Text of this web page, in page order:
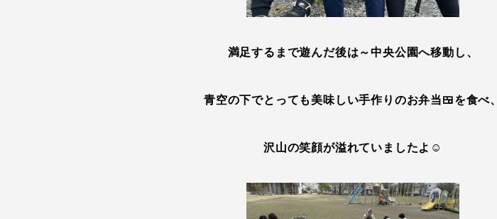
満足するまで遊んだ後は～中央公園へ移動し、
青空の下でとっても美味しい手作りのお弁当🍱を食べ、
沢山の笑顔が溢れていましたよ☺